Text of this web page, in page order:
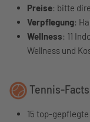
Preise: bitte
Verpflegung:
Wellness: 11
Wellness und
Tennis-Facts
15 top-